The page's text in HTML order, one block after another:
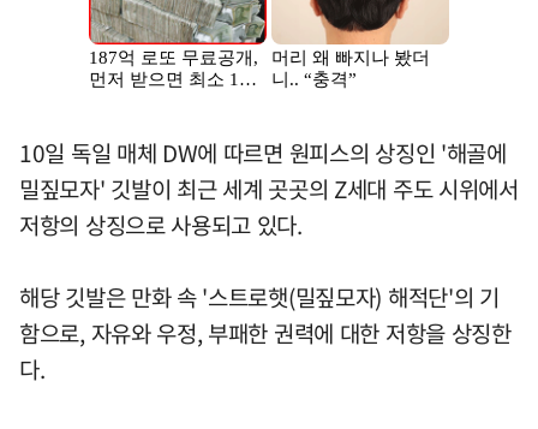
10일 독일 매체 DW에 따르면 원피스의 상징인 '해골에
밀짚모자' 깃발이 최근 세계 곳곳의 Z세대 주도 시위에서
저항의 상징으로 사용되고 있다.
해당 깃발은 만화 속 '스트로햇(밀짚모자) 해적단'의 기
함으로, 자유와 우정, 부패한 권력에 대한 저항을 상징한
다.